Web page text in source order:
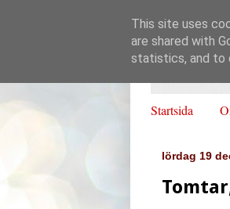
Startsida
lördag 19
This site uses
are shared with
statistics, and to